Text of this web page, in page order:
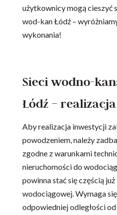
użytkownicy mogą cieszyć
wod-kan Łódź –
wykonania!
Sieci wodno-
Łódź – realizacja
Aby realizacja inwestycji
powodzeniem, należy
zgodne z warunkami
nieruchomości do
powinna stać się częścią
wodociągowej. Wymaga
odpowiedniej odległości